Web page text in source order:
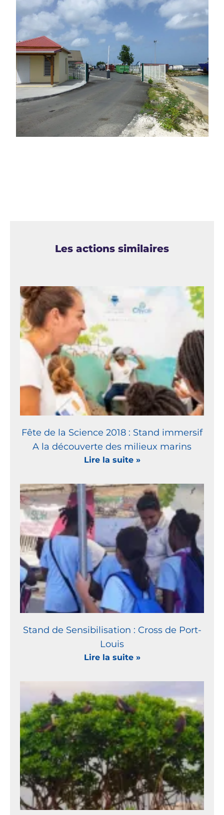
Les actions similaires
Fête de la Science 2018 : Stand immersif
A la découverte des milieux marins
Lire la suite »
Stand de Sensibilisation : Cross de Port-
Louis
Lire la suite »